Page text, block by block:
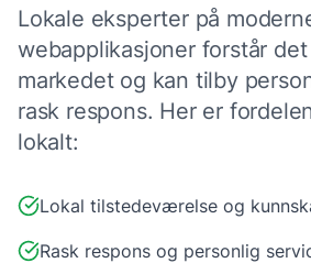
Lokale eksperter på
webapplikasjonerforstår det
markedet og kan tilby
rask respons. Her er
lokalt:
Lokal tilstedeværelse og
Rask respons og personlig